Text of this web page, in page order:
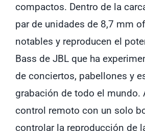
compactos. Dentro de la
par de unidades de 8,7 mm
notables y reproducen el
Bass de JBL que ha
de conciertos, pabellones y
grabación de todo el mundo.
control remoto con un solo
controlar la reproducción de